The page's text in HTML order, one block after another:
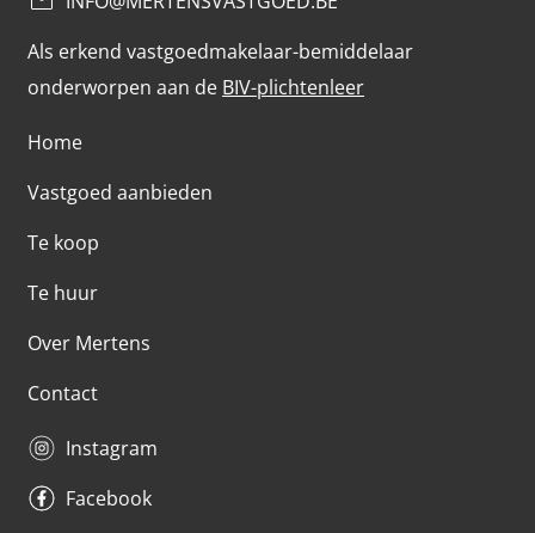
Als erkend vastgoedmakelaar-bemiddelaar
onderworpen aan de BIV-plichtenleer
Home
Vastgoed aanbieden
Te koop
Te huur
Over Mertens
Contact
Instagram
Facebook